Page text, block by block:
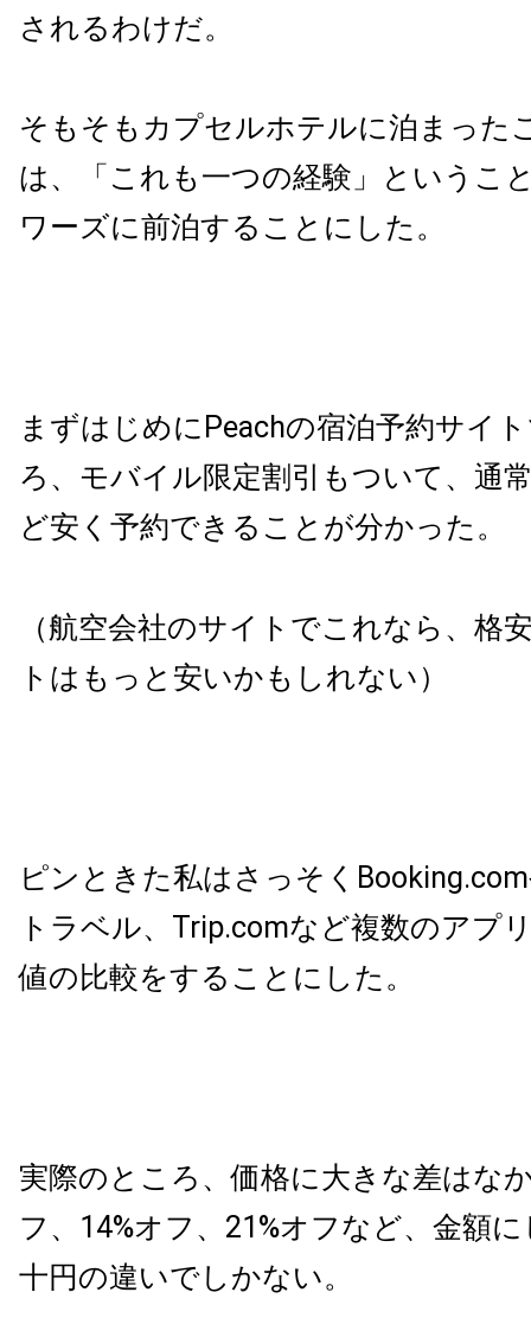
されるわけだ。
そもそもカプセルホテルに泊まった
は、「これも一つの経験」というこ
ワーズに前泊することにした。
まずはじめにPeachの宿泊予約サイ
ろ、モバイル限定割引もついて、通
ど安く予約できることが分かった。
（航空会社のサイトでこれなら、格
トはもっと安いかもしれない）
ピンときた私はさっそく
トラベル、Trip.comなど複数のアプ
値の比較をすることにした。
実際のところ、価格に大きな差はな
フ、14%オフ、21%オフなど、金額
十円の違いでしかない。